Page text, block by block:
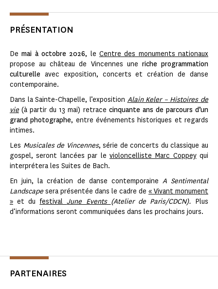
PRÉSENTATION
De mai à octobre 2026, leCentre des monuments nationaux
propose au château de Vincennes une riche programmation
culturelle avec exposition, concerts et création de danse
contemporaine.
Dans la Sainte-Chapelle, l’exposition Alain Keler – Histoires de
vie (à partir du 13 mai) retrace cinquante ans de parcours d’un
grand photographe, entre événements historiques et regards
intimes.
Les Musicales de Vincennes, série de concerts du classique au
gospel, seront lancées par le violoncelliste Marc Coppeyqui
interprétera les Suites de Bach.
En juin, la création de danse contemporaine A Sentimental
Landscape sera présentée dans le cadre de « Vivant monument
» et du festivalJune Events (Atelier de Paris/CDCN). Plus
d’informations seront communiquées dans les prochains jours.
PARTENAIRES